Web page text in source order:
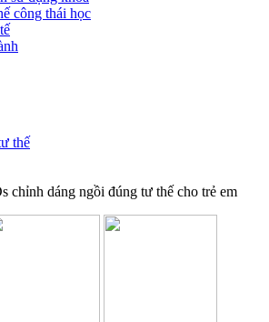
công thái học
thế
chỉnh dáng ngồi đúng tư thế cho trẻ em